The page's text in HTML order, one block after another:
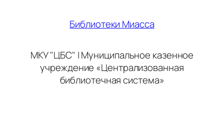
Библиотеки Миасса
МКУ "ЦБС" | Муниципальное казенное
учреждение «Централизованная
библиотечная система»